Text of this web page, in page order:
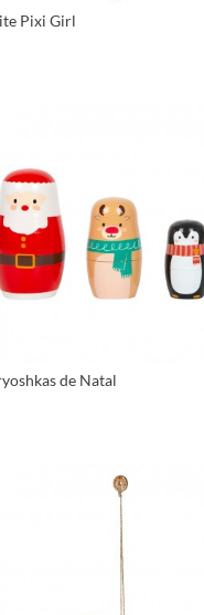
Pixi Girl
de Natal